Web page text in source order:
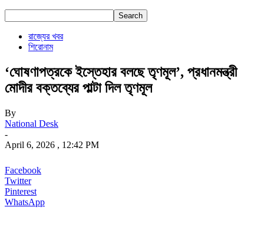
রাজ্যের খবর
শিরোনাম
‘ঘোষণাপত্রকে ইস্তেহার বলছে তৃণমূল’, প্রধানমন্ত্রী
মোদীর বক্তব্যের পাল্টা দিল তৃণমূল
By
National Desk
-
April 6, 2026 , 12:42 PM
Facebook
Twitter
Pinterest
WhatsApp